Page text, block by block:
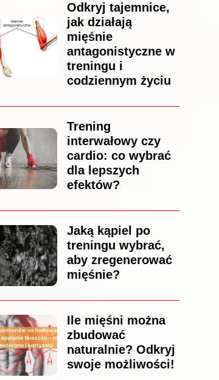
Odkryj tajemnice,
jak działają
mięśnie
antagonistyczne w
treningu i
codziennym życiu
Trening
interwałowy czy
cardio: co wybrać
dla lepszych
efektów?
Jaką kąpiel po
treningu wybrać,
aby zregenerować
mięśnie?
Ile mięśni można
zbudować
naturalnie? Odkryj
swoje możliwości!